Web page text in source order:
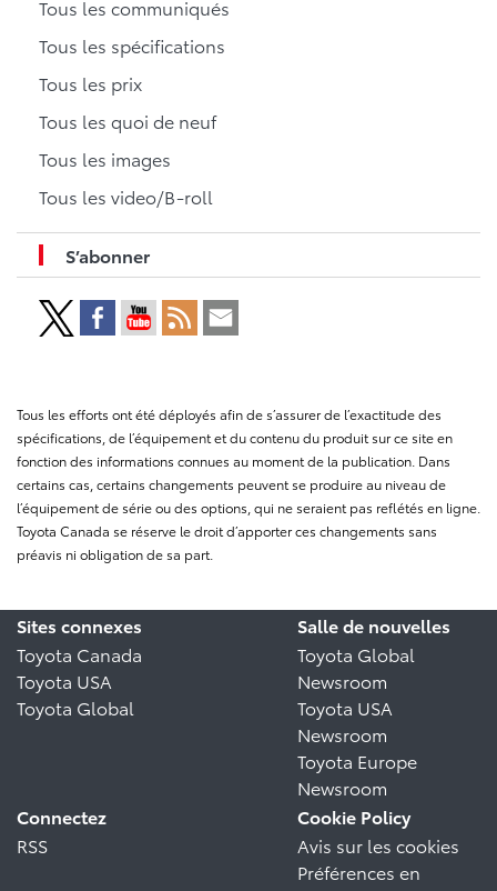
Tous les communiqués
Tous les spécifications
Tous les prix
Tous les quoi de neuf
Tous les images
Tous les video/B-roll
S’abonner
Tous les efforts ont été déployés afin de s’assurer de l’exactitude des
spécifications, de l’équipement et du contenu du produit sur ce site en
fonction des informations connues au moment de la publication. Dans
certains cas, certains changements peuvent se produire au niveau de
l’équipement de série ou des options, qui ne seraient pas reflétés en ligne.
Toyota Canada se réserve le droit d’apporter ces changements sans
préavis ni obligation de sa part.
Sites connexes
Toyota Canada
Toyota USA
Toyota Global
Salle de nouvelles
Toyota Global
Newsroom
Toyota USA
Newsroom
Toyota Europe
Newsroom
Connectez
RSS
Cookie Policy
Avis sur les cookies
Préférences en